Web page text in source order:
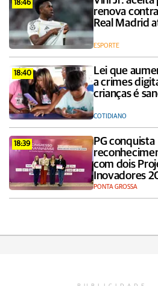
18:46
renova
Real Madrid
ESPORTE
18:40
Lei que
a crimes
crianças é
COTIDIANO
18:39
PG conquista
com dois
Inovadores
PONTA GROSSA